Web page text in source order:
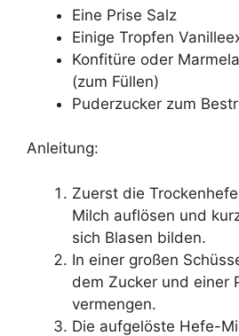
Eine Prise Salz
Einige Tropfen
Konfitüre oder
(zum Füllen)
Puderzucker zum
Anleitung:
Zuerst die
Milch auflösen und
sich Blasen bilden.
In einer großen
dem Zucker und einer
vermengen.
Die aufgelöste Hefe-